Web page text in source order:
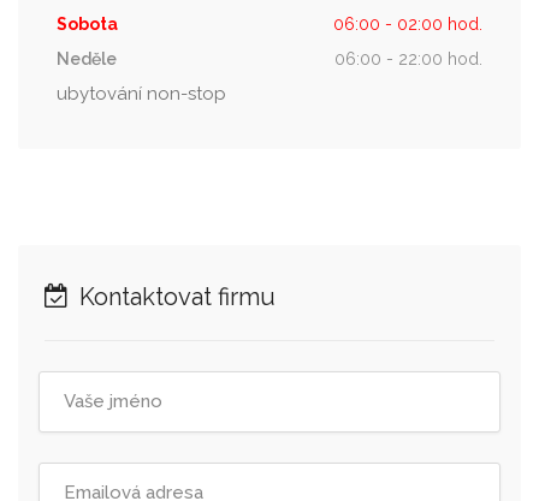
Sobota
06:00 - 02:00 hod.
Neděle
06:00 - 22:00 hod.
ubytování non-stop
Kontaktovat firmu